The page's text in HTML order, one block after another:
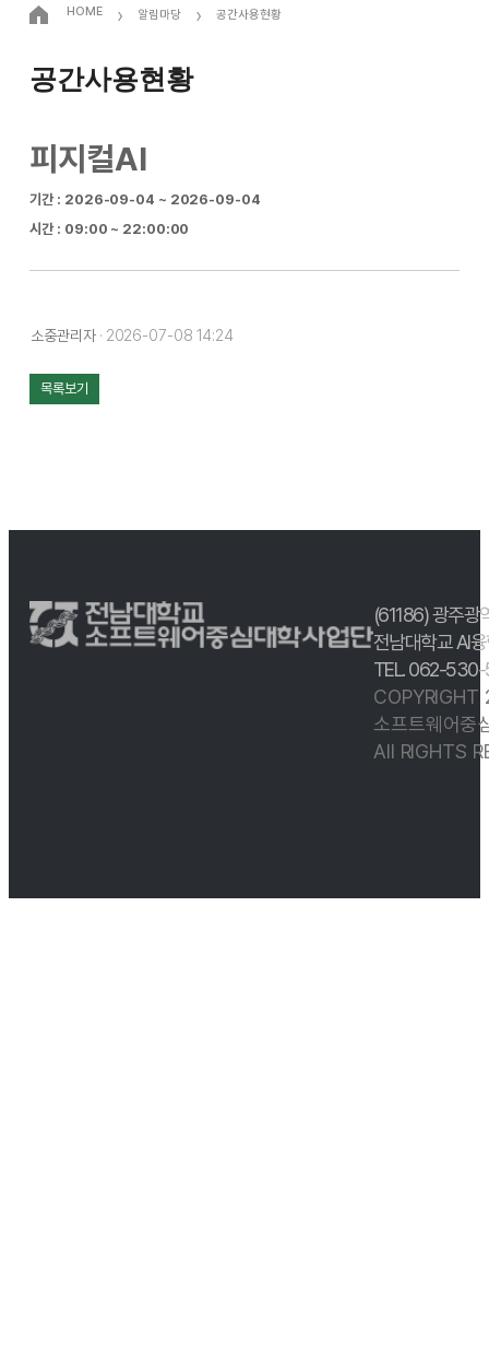
HOME › 알림마당 › 공간사용현황
공간사용현황
피지컬AI
기간 : 2026-09-04 ~ 2026-09-04
시간 : 09:00 ~ 22:00:00
소중관리자 · 2026-07-08 14:24
목록보기
(61186) 광주광
전남대학교 AI
TEL. 062-
COPYRIGHT
소프트웨어중
All RIGHTS